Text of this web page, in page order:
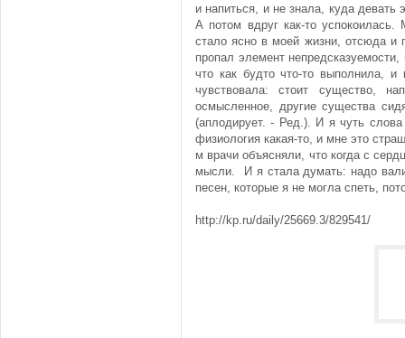
и напиться, и не знала, куда девать
А потом вдруг как-то
стало ясно в моей жизни, отсюда и
пропал элемент
что как будто что-то выполнила,
чувствовала: стоит существо,
осмысленное, другие существа
(аплодирует. - Ред.). И я чуть
физиология какая-то, и мне это
м врачи объясняли, что когда с
мысли. И я стала думать: надо
песен, которые я не могла спеть,
http://kp.ru/daily/25669.3/829541/